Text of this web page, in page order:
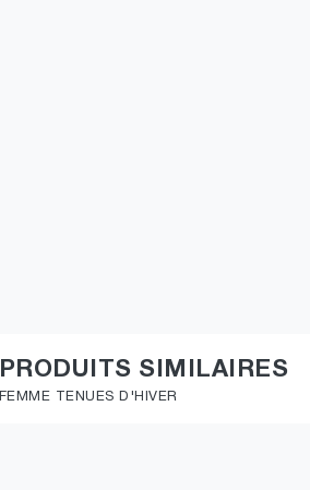
PRODUITS SIMILAIRES
FEMME TENUES D'HIVER